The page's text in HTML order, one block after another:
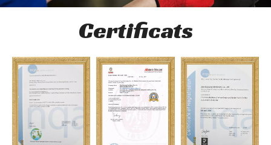
Certificats